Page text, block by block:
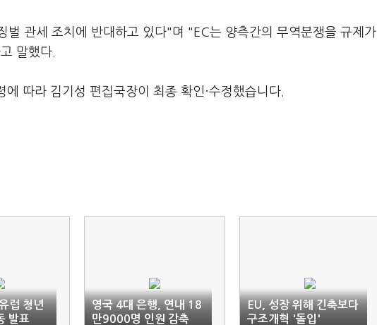
벌 관세 조치에 반대하고 있다"며 "EC는 양측간의 무역분쟁을 규제가
말했다.
따라 김기성 편집국장이 최종 확인·수정했습니다.
럽 청년
발표
영국 4대 은행, 연내 18
만9000명 인원 감축
EU, 성장 위해 긴축보다
구조개혁 '돌입'